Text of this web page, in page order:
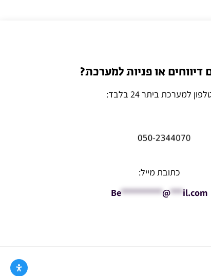
דיווחים או פניות למערכת?
למערכת ביתר 24 בלבד:
כתובת מייל:
Be**********@***il.com